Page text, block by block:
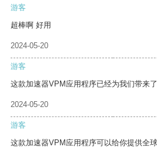
游客
超棒啊 好用
2024-05-20
游客
这款加速器VPM应用程序已经为我们带来
2024-05-20
游客
这款加速器VPM应用程序可以给你提供全